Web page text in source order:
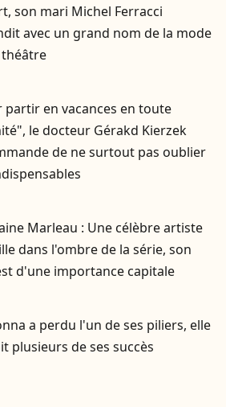
son mari Michel Ferracci
avec un grand nom de la mode
partir en vacances en toute
le docteur Gérakd Kierzek
de ne surtout pas oublier
Marleau : Une célèbre artiste
dans l'ombre de la série, son
d'une importance capitale
a perdu l'un de ses piliers, elle
plusieurs de ses succès